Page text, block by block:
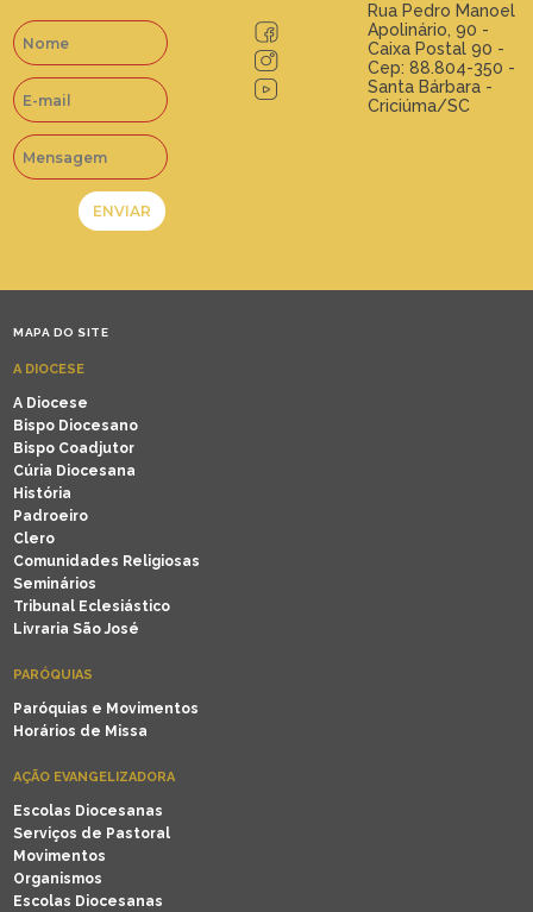
Rua Pedro Manoel
Apolinário, 90 -
Caixa Postal 90 -
Cep: 88.804-350 -
Santa Bárbara -
Criciúma/SC
MAPA DO SITE
A DIOCESE
A Diocese
Bispo Diocesano
Bispo Coadjutor
Cúria Diocesana
História
Padroeiro
Clero
Comunidades Religiosas
Seminários
Tribunal Eclesiástico
Livraria São José
PARÓQUIAS
Paróquias e Movimentos
Horários de Missa
AÇÃO EVANGELIZADORA
Escolas Diocesanas
Serviços de Pastoral
Movimentos
Organismos
Escolas Diocesanas